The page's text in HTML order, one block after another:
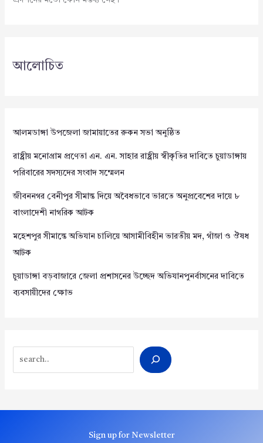
আলোচিত
আলমডাঙ্গা উপজেলা জামায়াতের রুকন সভা অনুষ্ঠিত
রাষ্ট্রীয় মনোগ্রাম প্রণেতা এন. এন. সাহার রাষ্ট্রীয় স্বীকৃতির দাবিতে চুয়াডাঙ্গায়
পরিবারের সদস্যদের সংবাদ সম্মেলন
জীবননগর বেনীপুর সীমান্ত দিয়ে অবৈধভাবে ভারতে অনুপ্রবেশের দায়ে ৮
বাংলাদেশী নাগরিক আটক
মহেশপুর সীমান্তে অভিযান চালিয়ে আসামীবিহীন ভারতীয় মদ, গাঁজা ও ঔষধ
আটক
চুয়াডাঙ্গা বড়বাজারে জেলা প্রশাসনের উচ্ছেদ অভিযানপুনর্বাসনের দাবিতে
ব্যবসায়ীদের ক্ষোভ
Sign up for Newsletter